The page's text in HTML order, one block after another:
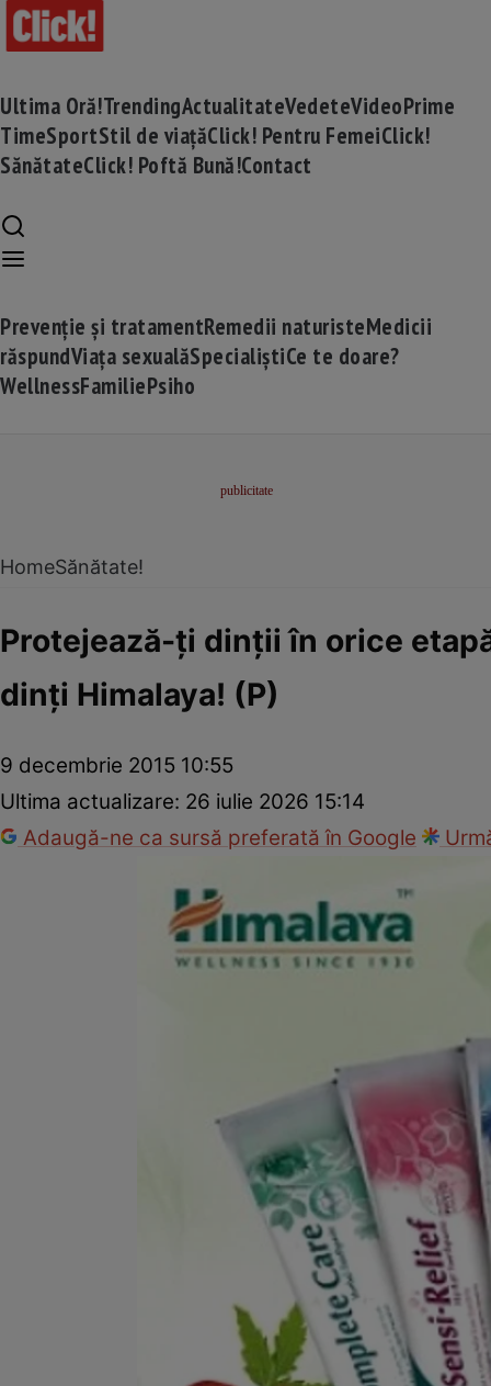
Ultima Oră!TrendingActualitateVedeteVideoPrime
TimeSportStil de viațăClick! Pentru FemeiClick!
SănătateClick! Poftă Bună!Contact
Prevenție și tratamentRemedii naturisteMedicii
răspundViața sexualăSpecialiștiCe te doare?
WellnessFamiliePsiho
HomeSănătate!
Protejează-ţi dinţii în orice
dinţi Himalaya! (P)
9 decembrie 2015 10:55
Ultima actualizare: 26 iulie 2026 15:14
Adaugă-ne ca sursă preferată în Google